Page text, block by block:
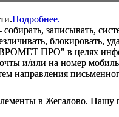
Подробнее.
записывать,
ПРО" в целях
и/или на номер
направления
в Жегалово. Нашу